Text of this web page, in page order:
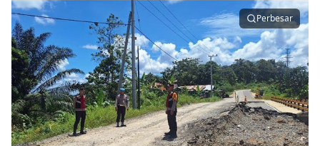
Perbesar